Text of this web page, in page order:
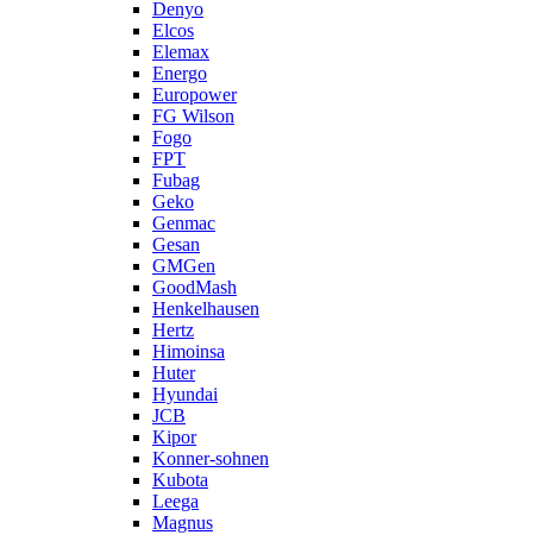
Denyo
Elcos
Elemax
Energo
Europower
FG Wilson
Fogo
FPT
Fubag
Geko
Genmac
Gesan
GMGen
GoodMash
Henkelhausen
Hertz
Himoinsa
Huter
Hyundai
JCB
Kipor
Konner-sohnen
Kubota
Leega
Magnus